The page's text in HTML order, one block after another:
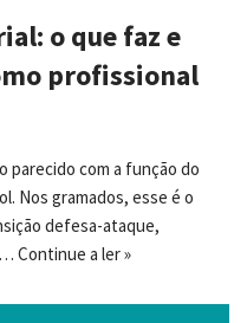
o que faz e
profissional
parecido com a função do
Nos gramados, esse é o
defesa-ataque,
Continue a ler »